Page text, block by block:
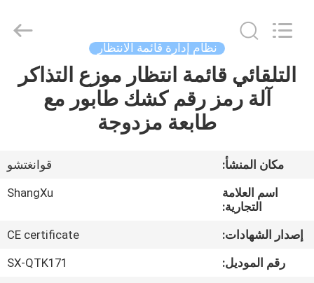
الصفحة
الرئيسية
معلومات
جولة
Guangzhou
ShangXu
Technology
نظام إدارة قائمة الانتظار
التلقائي قائمة انتظار موزع التذاكر
آلة رمز رقم كشك طابور مع
طابعة مزدوجة
مكان المنشأ:
قوانغتشو
اسم العلامة
التجارية:
ShangXu
إصدار الشهادات:
CE certificate
رقم الموديل:
SX-QTK171